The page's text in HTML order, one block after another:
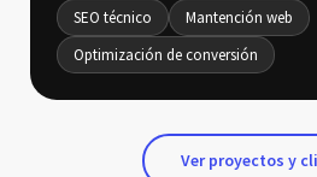
SEO técnico
Mantención web
Optimización de conversión
Ver proyectos y